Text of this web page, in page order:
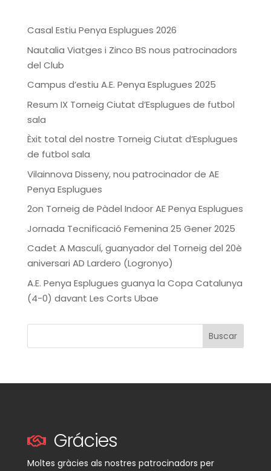
Casal Estiu Penya Esplugues 2026
Nautalia Viatges i Zinco BS nous patrocinadors
del Club
Campus d’estiu A.E. Penya Esplugues 2025
Resum IX Torneig Ciutat d’Esplugues de futbol
sala
Èxit total del nostre Torneig Ciutat d’Esplugues
de futbol sala
Vilainnova Disseny, nou patrocinador de AE
Penya Esplugues
2on Torneig de Pàdel Indoor AE Penya Esplugues
Jornada Tecnificació Femenina 25 Gener 2025
Cadet A Masculí, guanyador del Torneig del 20è
aniversari AD Lardero (Logronyo)
A.E. Penya Esplugues guanya la Copa Catalunya
(4-0) davant Les Corts Ubae
Buscar
Grácies
Moltes gràcies als nostres patrocinadors per